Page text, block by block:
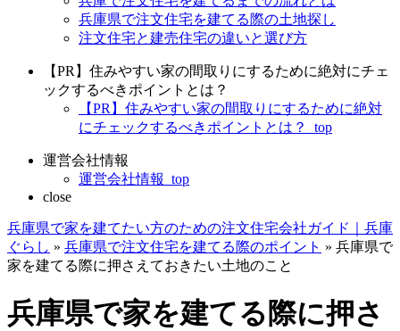
兵庫県で注文住宅を建てる際の土地探し
注文住宅と建売住宅の違いと選び方
【PR】住みやすい家の間取りにするために絶対にチェ
ックするべきポイントとは？
【PR】住みやすい家の間取りにするために絶対
にチェックするべきポイントとは？_top
運営会社情報
運営会社情報_top
close
兵庫県で家を建てたい方のための注文住宅会社ガイド｜兵庫
ぐらし » 兵庫県で注文住宅を建てる際のポイント » 兵庫県で
家を建てる際に押さえておきたい土地のこと
兵庫県で家を建てる際に押さ